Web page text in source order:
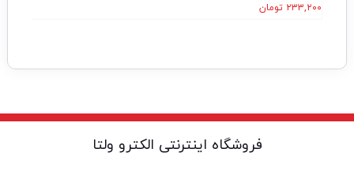
۲۳۳,۲۰۰ تومان
فروشگاه اینترنتی الکترو ولتا